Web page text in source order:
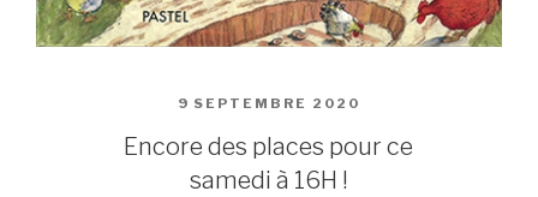
PUBLIÉ
9 SEPTEMBRE 2020
Encore des places pour ce
samedi à 16H !